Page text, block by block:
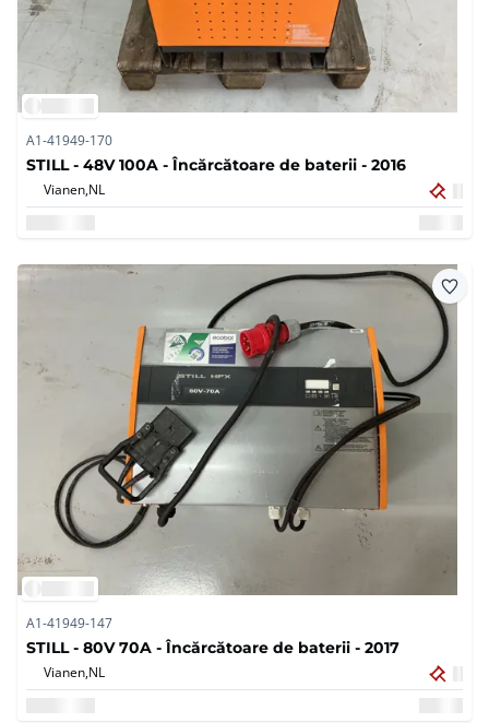
A1-41949-170
STILL - 48V 100A - Încărcătoare de baterii - 2016
Vianen,NL
A1-41949-147
STILL - 80V 70A - Încărcătoare de baterii - 2017
Vianen,NL